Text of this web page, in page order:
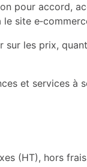
pour accord,
site
les prix,
et services à
(HT), hors